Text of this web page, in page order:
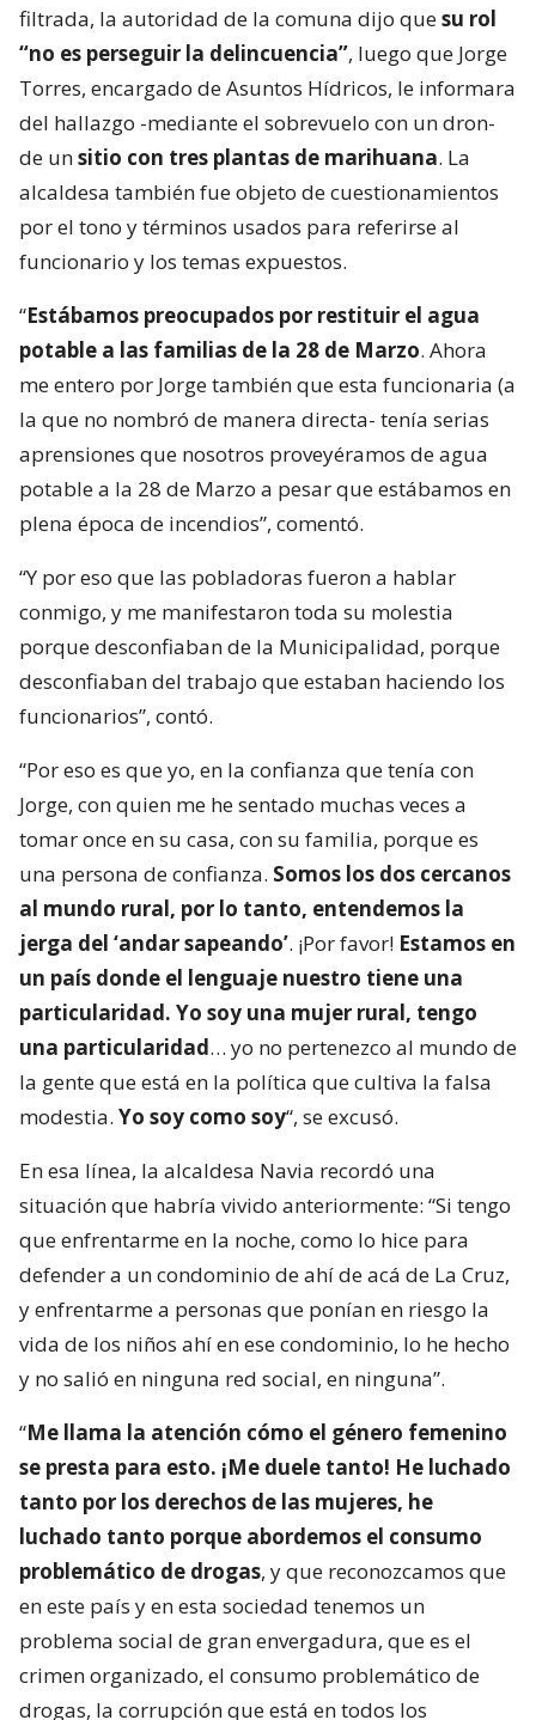
filtrada, la autoridad de la comuna dijo quesu rol
“no es perseguir la delincuencia”, luego que Jorge
Torres, encargado de Asuntos Hídricos, le informara
del hallazgo -mediante el sobrevuelo con un dron-
de unsitio con tres plantas de marihuana. La
alcaldesa también fue objeto de cuestionamientos
por el tono y términos usados para referirse al
funcionario y los temas expuestos.
“Estábamos preocupados por restituir el agua
potable a las familias de la 28 de Marzo. Ahora
me entero por Jorge también que esta funcionaria (a
la que no nombró de manera directa- tenía serias
aprensiones que nosotros proveyéramos de agua
potable a la 28 de Marzo a pesar que estábamos en
plena época de incendios”, comentó.
“Y por eso que las pobladoras fueron a hablar
conmigo, y me manifestaron toda su molestia
porque desconfiaban de la Municipalidad, porque
desconfiaban del trabajo que estaban haciendo los
funcionarios”, contó.
“Por eso es que yo, en la confianza que tenía con
Jorge, con quien me he sentado muchas veces a
tomar once en su casa, con su familia, porque es
una persona de confianza. Somos los dos cercanos
al mundo rural, por lo tanto, entendemos la
jerga del ‘andar sapeando’. ¡Por favor! Estamos en
un país donde el lenguaje nuestro tiene una
particularidad. Yo soy una mujer rural, tengo
una particularidad… yo no pertenezco al mundo de
la gente que está en la política que cultiva la falsa
modestia. Yo soy como soy“, se excusó.
En esa línea, la alcaldesa Navia recordó una
situación que habría vivido anteriormente: “Si tengo
que enfrentarme en la noche, como lo hice para
defender a un condominio de ahí de acá de La Cruz,
y enfrentarme a personas que ponían en riesgo la
vida de los niños ahí en ese condominio, lo he hecho
y no salió en ninguna red social, en ninguna”.
“Me llama la atención cómo el género femenino
se presta para esto. ¡Me duele tanto! He luchado
tanto por los derechos de las mujeres, he
luchado tanto porque abordemos el consumo
problemático de drogas, y que reconozcamos que
en este país y en esta sociedad tenemos un
problema social de gran envergadura, que es el
crimen organizado, el consumo problemático de
drogas, la corrupción que está en todos los